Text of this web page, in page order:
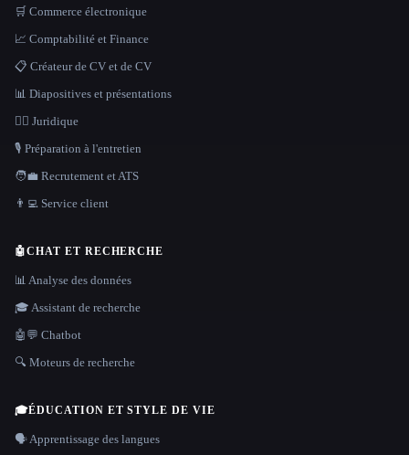
🛒 Commerce électronique
📈 Comptabilité et Finance
📋 Créateur de CV et de CV
📊 Diapositives et présentations
👩‍⚖️ Juridique
🎙️ Préparation à l'entretien
🧑‍💼 Recrutement et ATS
👨‍💻 Service client
🤖CHAT ET RECHERCHE
📊 Analyse des données
🎓 Assistant de recherche
🤖💬 Chatbot
🔍 Moteurs de recherche
🎓ÉDUCATION ET STYLE DE VIE
🗣️ Apprentissage des langues